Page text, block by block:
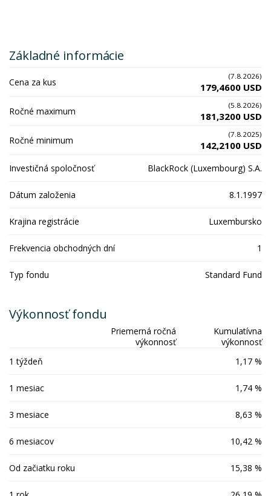
Základné informácie
Cena za kus (7.8.2026)
179,4600 USD
Ročné maximum (5.8.2026)
181,3200 USD
Ročné minimum (7.8.2025)
142,2100 USD
Investičná spoločnosť BlackRock (Luxembourg) S.A.
Dátum založenia 8.1.1997
Krajina registrácie Luxembursko
Frekvencia obchodných dní 1
Typ fondu Standard Fund
Výkonnosť fondu
Priemerná ročná
výkonnosť
Kumulatívna
výkonnosť
1 týždeň
1,17 %
1 mesiac 1,74 %
3 mesiace 8,63 %
6 mesiacov 10,42 %
Od začiatku roku 15,38 %